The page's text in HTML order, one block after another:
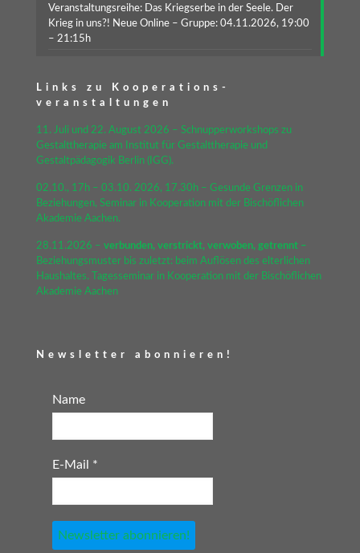
Veranstaltungsreihe: Das Kriegserbe in der Seele. Der
Krieg in uns?! Neue Online – Gruppe: 04.11.2026, 19:00
– 21:15h
Links zu Kooperations-
veranstaltungen
11. Juli und 22. August 2026 – Schnupperworkshops zu
Gestalttherapie am Institut für Gestalttherapie und
Gestaltpädagogik Berlin (IGG).
02.10., 17h – 03.10. 2026, 17.30h – Gesunde Grenzen in
Beziehungen, Seminar in Kooperation mit der Bischöflichen
Akademie Aachen.
28.11.2026 – verbunden, verstrickt, verwoben, getrennt –
Beziehungsmuster bis zuletzt: beim Auflösen des elterlichen
Haushaltes. Tagesseminar in Kooperation mit der Bischöflichen
Akademie Aachen
Newsletter abonnieren!
Name
E-Mail *